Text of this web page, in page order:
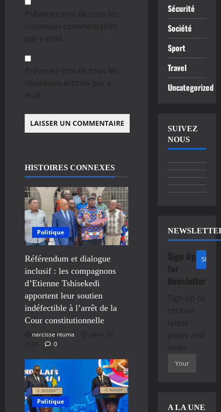
Prévenez-moi de tous les
nouveaux commentaires
par e-mail.
Prévenez-moi de tous les
nouveaux articles par e-
mail.
HISTOIRES CONNEXES
Politique
Référendum et dialogue
inclusif : les compagnons
d’Etienne Tshisekedi
apportent leur soutien
indéfectible à l’arrêt de la
Cour constitutionnelle
narcisse ntuma
juillet 30,
2026
0
Politique
Sécurité
Société
Sport
Travel
Uncategorized
SUIVEZ
NOUS
Sign Up
for
Newsletter
Sign up to
receive
latest
posts and
news
A LA UNE